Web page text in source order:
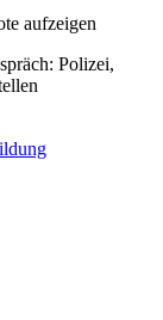
aufzeigen
Polizei,